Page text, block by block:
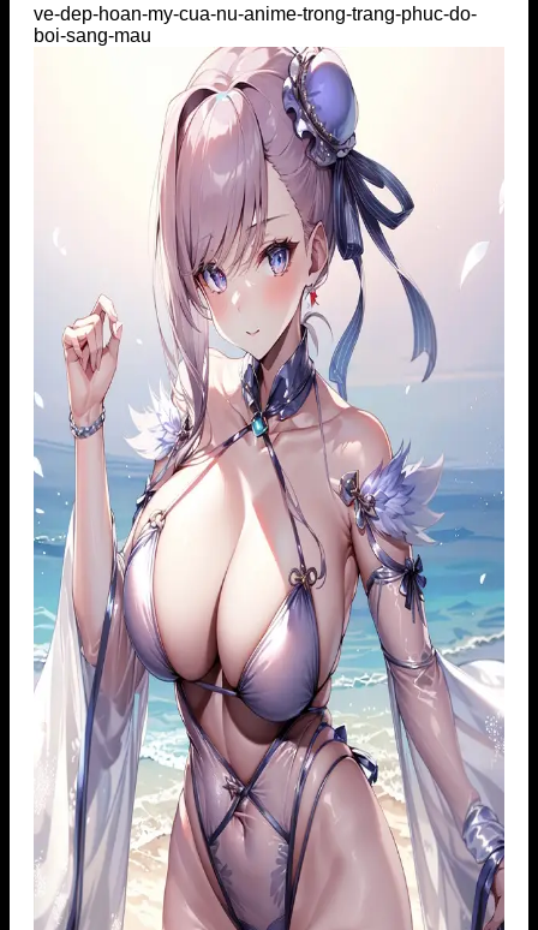
ve-dep-hoan-my-cua-nu-anime-trong-trang-phuc-do-
boi-sang-mau